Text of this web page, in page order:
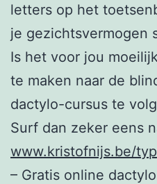
letters op het
je gezichtsvermogen
Is het voor jou
te maken naar de
dactylo-cursus te
Surf dan zeker eens
www.kristofnijs.be/
– Gratis online